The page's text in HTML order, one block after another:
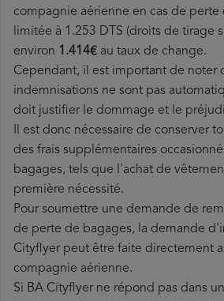
compagnie aérienne en cas de perte
limitée à 1.253 DTS (droits de tirage
environ 1.414€ au taux de change.
Cependant, il est important de noter
indemnisations ne sont pas
doit justifier le dommage et le
Il est donc nécessaire de conserver
des frais supplémentaires
bagages, tels que l'achat de
première nécessité.
Pour soumettre une demande de
de perte de bagages, la demande
Cityflyer peut être faite directement
compagnie aérienne.
Si BA Cityflyer ne répond pas dans